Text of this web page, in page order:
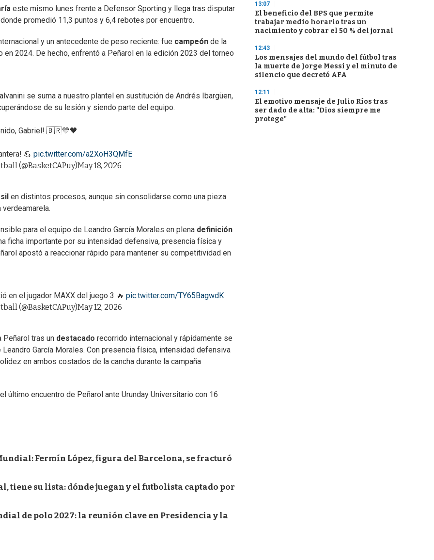
este mismo lunes frente a Defensor Sporting y llega tras disputar
promedió 11,3 puntos y 6,4 rebotes por encuentro.
y un antecedente de peso reciente: fue campeón de la
2024. De hecho, enfrentó a Peñarol en la edición 2023 del torneo
se suma a nuestro plantel en sustitución de Andrés Ibargüen,
de su lesión y siendo parte del equipo.
Gabriel! 🇧🇷💛🖤
💪 pic.twitter.com/a2XoH3QMfE
(@BasketCAPuy)May 18, 2026
en distintos procesos, aunque sin consolidarse como una pieza
para el equipo de Leandro García Morales en plena definición
ficha importante por su intensidad defensiva, presencia física y
apostó a reaccionar rápido para mantener su competitividad en
en el jugador MAXX del juego 3 🔥 pic.twitter.com/TY65BagwdK
(@BasketCAPuy)May 12, 2026
Peñarol tras un destacado recorrido internacional y rápidamente se
García Morales. Con presencia física, intensidad defensiva
en ambos costados de la cancha durante la campaña
último encuentro de Peñarol ante Urunday Universitario con 16
Fermín López, figura del Barcelona, se fracturó
tiene su lista: dónde juegan y el futbolista captado por
de polo 2027: la reunión clave en Presidencia y la
13:07
El beneficio del BPS que permite
trabajar medio horario tras un
nacimiento y cobrar el 50 % del jornal
12:43
Los mensajes del mundo del fútbol tras
la muerte de Jorge Messi y el minuto de
silencio que decretó AFA
12:11
El emotivo mensaje de Julio Ríos tras
ser dado de alta: "Dios siempre me
protege"